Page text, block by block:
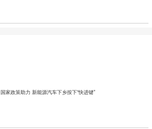
国家政策助力 新能源汽车下乡按下“快进键”